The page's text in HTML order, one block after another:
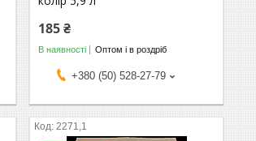
185 ₴
В наявності Оптом і в роздріб
+380 (50) 528-27-79
2271,1